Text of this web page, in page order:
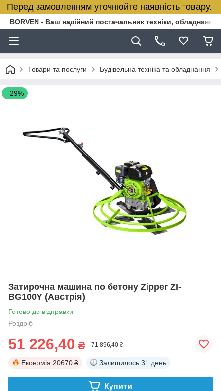
Перед замовленням уточнюйте наявність товару.
BORVEN - Ваш надійний постачальник техніки, обладнання
Товари та послуги Будівельна техніка та обладнання
–29%
Затирочна машина по бетону Zipper ZI-
BG100Y (Австрія)
Готово до відправки
Роздріб
51 226,40 ₴ 71 896,40 ₴
Економія 20670 ₴ Залишилось 31 день
Купити